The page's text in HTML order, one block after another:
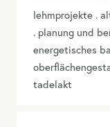
lehmprojekte .
. planung und
energetisches
tadelakt